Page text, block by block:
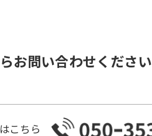
お問い合わせください
こちら